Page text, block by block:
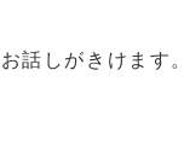
話しがきけます。